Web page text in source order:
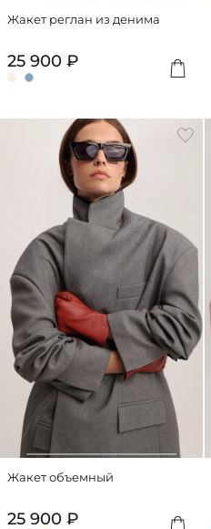
Жакет реглан из денима
25 900 ₽
Жакет объемный
25 900 ₽